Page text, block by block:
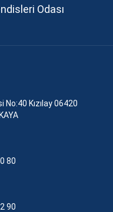
Odası
Kızılay 06420
80
90